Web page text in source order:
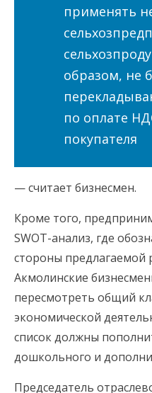
применять
образом, не
по оплате
покупателя
— считает бизнесмен.
Кроме того,
SWOT-анализ, где
стороны предлагаемой
Акмолинские
пересмотреть общий
экономической
список должны
дошкольного и
Председатель